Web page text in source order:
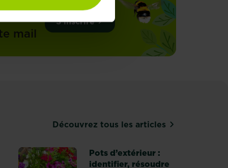
mail
S'inscrire
Découvrez tous les articles
Pots d’extérieur :
identifier, résoudre